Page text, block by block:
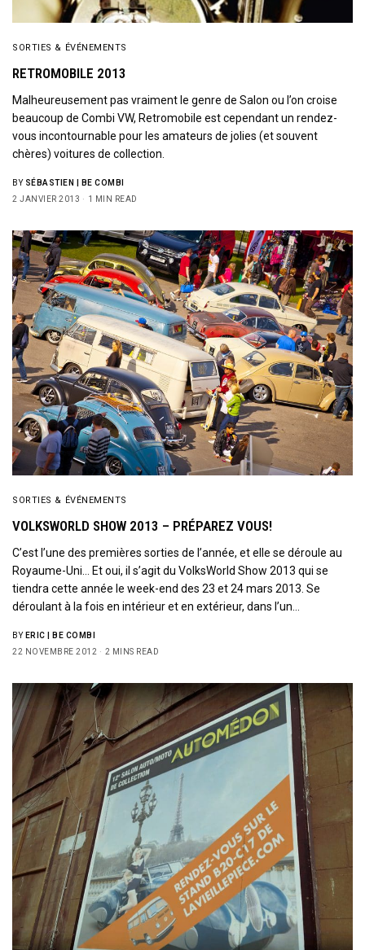
SORTIES & ÉVÉNEMENTS
RETROMOBILE 2013
Malheureusement pas vraiment le genre de Salon ou l’on croise
beaucoup de Combi VW, Retromobile est cependant un rendez-
vous incontournable pour les amateurs de jolies (et souvent
chères) voitures de collection.
BY SÉBASTIEN | BE COMBI
2 JANVIER 2013
1 MIN READ
SORTIES & ÉVÉNEMENTS
VOLKSWORLD SHOW 2013 – PRÉPAREZ VOUS!
C’est l’une des premières sorties de l’année, et elle se déroule au
Royaume-Uni… Et oui, il s’agit du VolksWorld Show 2013 qui se
tiendra cette année le week-end des 23 et 24 mars 2013. Se
déroulant à la fois en intérieur et en extérieur, dans l’un…
BY ERIC | BE COMBI
22 NOVEMBRE 2012
2 MINS READ